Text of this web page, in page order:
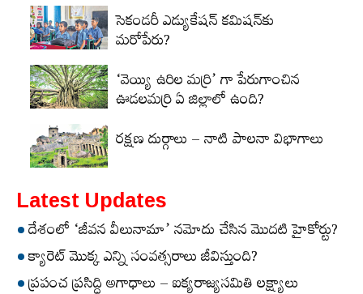
సెకండరీ ఎడ్యుకేషన్‌ కమిషన్‌కు
మరోపేరు?
‘వెయ్యి ఉరిల మర్రి’ గా పేరుగాంచిన
ఊడలమర్రి ఏ జిల్లాలో ఉంది?
రక్షణ దుర్గాలు – నాటి పాలనా విభాగాలు
Latest Updates
దేశంలో ‘జీవన వీలునామా’ నమోదు చేసిన మొదటి హైకోర్టు?
క్యారెట్‌ మొక్క ఎన్ని సంవత్సరాలు జీవిస్తుంది?
ప్రపంచ ప్రసిద్ధి అగాధాలు – ఐక్యరాజ్యసమితి లక్ష్యాలు